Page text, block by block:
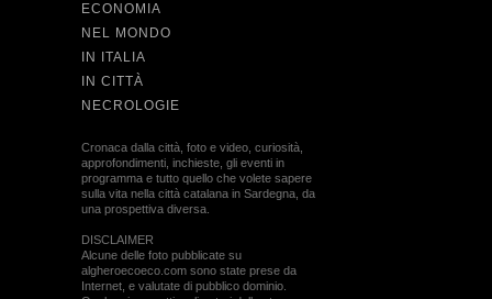
ECONOMIA
NEL MONDO
IN ITALIA
IN CITTÀ
NECROLOGIE
Cronaca dalla città, foto e video, curiosità,
approfondimenti, inchieste, gli eventi in
programma e tutto quello che volete sapere
sulla vita nella città catalana in Sardegna, da
una prospettiva diversa.
DISCLAIMER
Alcune delle foto pubblicate su
algheroecoeco.com sono state prese da
Internet, e valutate di pubblico dominio.